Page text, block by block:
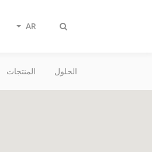
Toggle
AR
الحلول المنتجات